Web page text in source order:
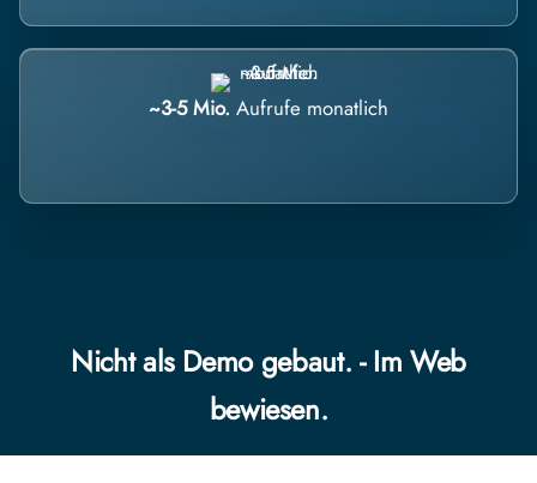
~3-5 Mio. Aufrufe monatlich
Nicht als Demo gebaut. - Im Web
bewiesen.